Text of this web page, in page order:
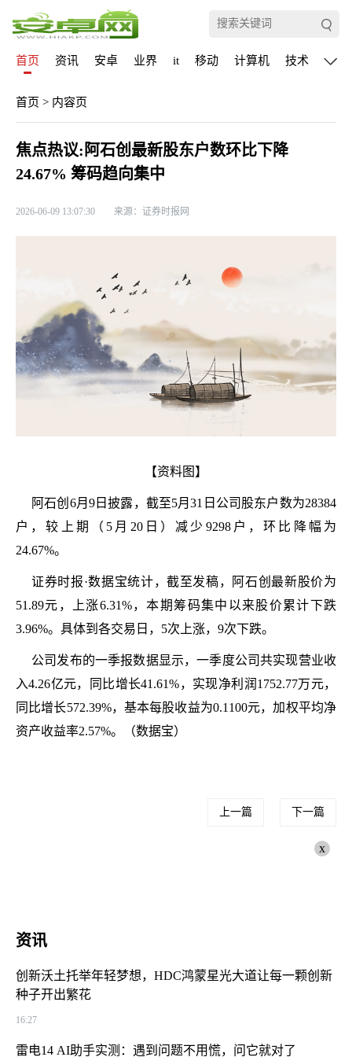
首页 资讯 安卓 业界 it 移动 计算机 技术 通信
首页 > 内容页
焦点热议:阿石创最新股东户数环比下降
24.67% 筹码趋向集中
2026-06-09 13:07:30 来源：证券时报网
【资料图】
阿石创6月9日披露，截至5月31日公司股东户数为28384
户，较上期（5月20日）减少9298户，环比降幅为
24.67%。
证券时报·数据宝统计，截至发稿，阿石创最新股价为
51.89元，上涨6.31%，本期筹码集中以来股价累计下跌
3.96%。具体到各交易日，5次上涨，9次下跌。
公司发布的一季报数据显示，一季度公司共实现营业收
入4.26亿元，同比增长41.61%，实现净利润1752.77万元，
同比增长572.39%，基本每股收益为0.1100元，加权平均净
资产收益率2.57%。（数据宝）
上一篇 下一篇
x
资讯
创新沃土托举年轻梦想，HDC鸿蒙星光大道让每一颗创新
种子开出繁花
16:27
雷电14 AI助手实测：遇到问题不用慌，问它就对了